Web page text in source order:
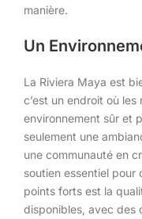
manière.
Un
La Riviera Maya est
c’est un endroit où
environnement sûr et
seulement une
une communauté en
soutien essentiel pour
points forts est la
disponibles, avec des